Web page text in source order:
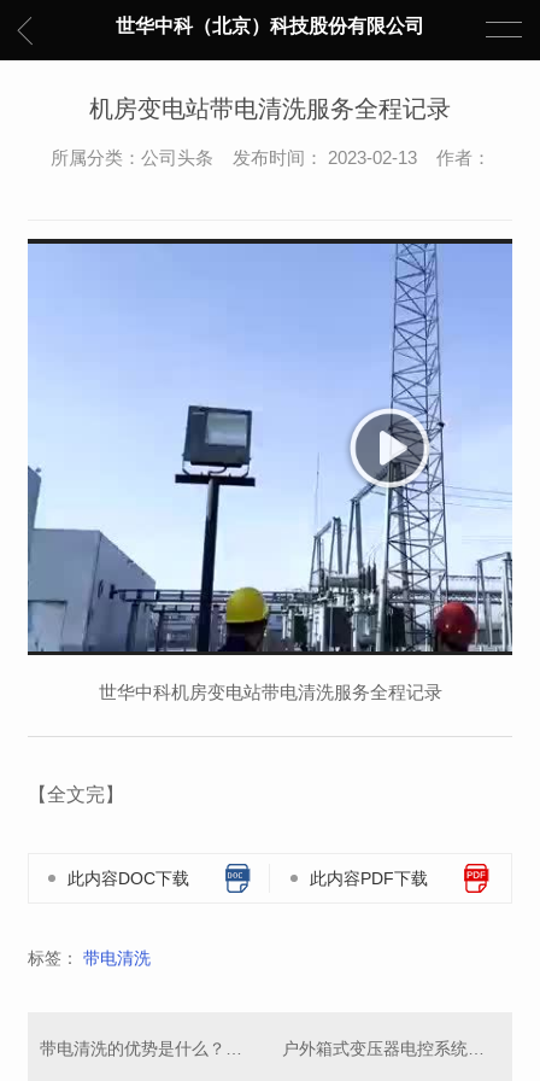
世华中科（北京）科技股份有限公司
机房变电站带电清洗服务全程记录
所属分类：公司头条 发布时间： 2023-02-13 作者：
世华中科机房变电站带电清洗服务全程记录
【全文完】
此内容DOC下载 此内容PDF下载
标签： 带电清洗